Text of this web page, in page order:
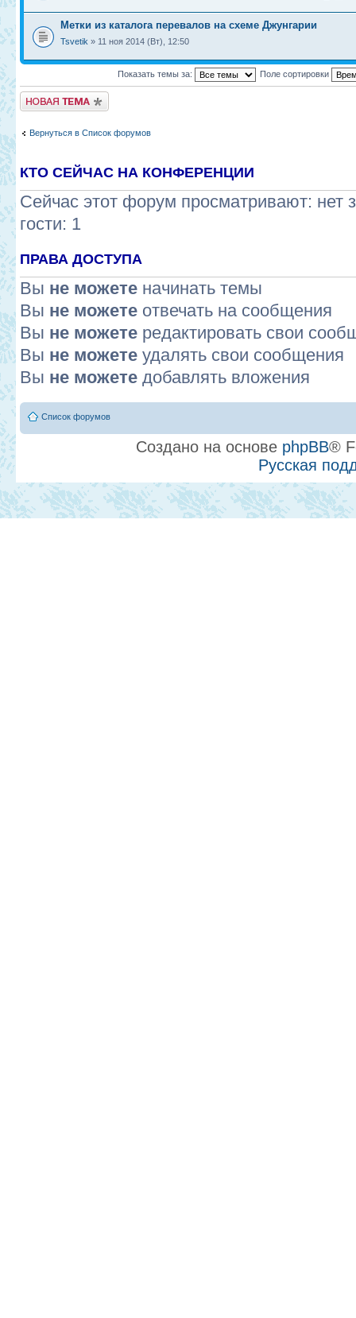
Метки из каталога перевалов на схеме Джунгарии
Tsvetik » 11 ноя 2014 (Вт), 12:50
Показать темы за: Поле сортировки
Новая тема
Вернуться в Список форумов
КТО СЕЙЧАС НА КОНФЕРЕНЦИИ
Сейчас этот форум просматривают: нет
гости: 1
ПРАВА ДОСТУПА
Вы не можете начинать темы
Вы не можете отвечать на сообщения
Вы не можете редактировать свои
Вы не можете удалять свои сообщения
Вы не можете добавлять вложения
Список форумов
Создано на основе phpBB®
Русская